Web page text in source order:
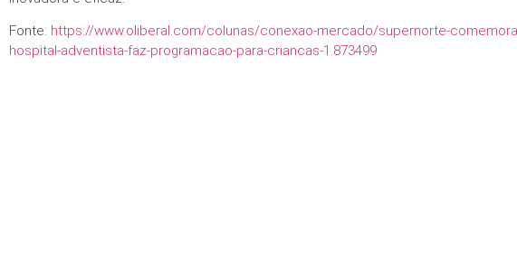
Fonte: https://www.oliberal.com/colunas/conexao-mercado/supernorte-
hospital-adventista-faz-programacao-para-criancas-1.873499